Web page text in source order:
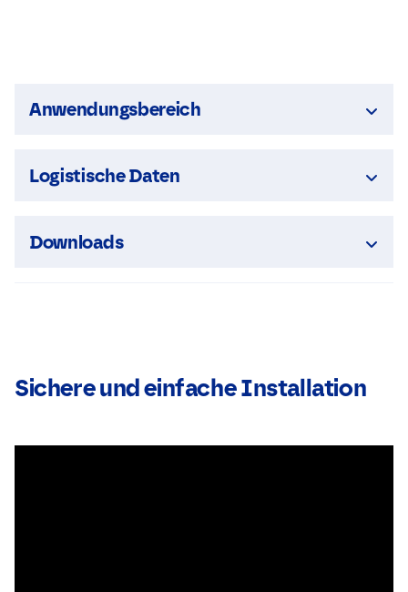
Anwendungsbereich
Logistische Daten
Downloads
Sichere und einfache Installation